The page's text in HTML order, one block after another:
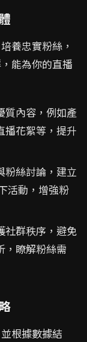
養忠實粉絲，
能為你的直播
質內容，例如產
播花絮等，提升
粉絲討論，建立
活動，增強粉
社群秩序，避免
，瞭解粉絲需
根據數據結